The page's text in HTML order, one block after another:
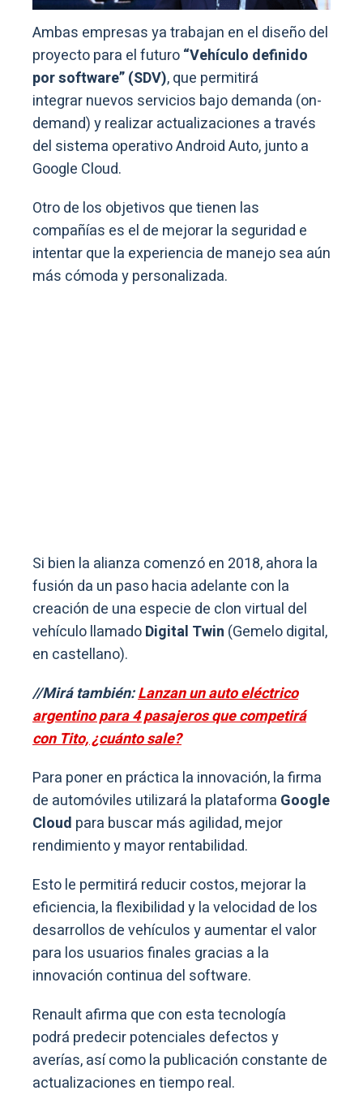
Ambas empresas ya trabajan en el diseño del
proyecto para el futuro“Vehículo definido
por software” (SDV), que permitirá
integrar nuevos servicios bajo demanda (on-
demand) y realizar actualizaciones a través
del sistema operativo Android Auto, junto a
Google Cloud.
Otro de los objetivos que tienen las
compañías es el de mejorar la seguridad e
intentar que la experiencia de manejo sea aún
más cómoda y personalizada.
Si bien la alianza comenzó en 2018, ahora la
fusión da un paso hacia adelante con la
creación de una especie de clon virtual del
vehículo llamadoDigital Twin (Gemelo digital,
en castellano).
//Mirá también:Lanzan un auto eléctrico
argentino para 4 pasajeros que competirá
con Tito, ¿cuánto sale?
Para poner en práctica la innovación, la firma
de automóviles utilizará la plataforma Google
Cloud para buscar más agilidad, mejor
rendimiento y mayor rentabilidad.
Esto le permitirá reducir costos, mejorar la
eficiencia, la flexibilidad y la velocidad de los
desarrollos de vehículos y aumentar el valor
para los usuarios finales gracias a la
innovación continua del software.
Renault afirma que con esta tecnología
podrá predecir potenciales defectos y
averías, así como la publicación constante de
actualizaciones en tiempo real.